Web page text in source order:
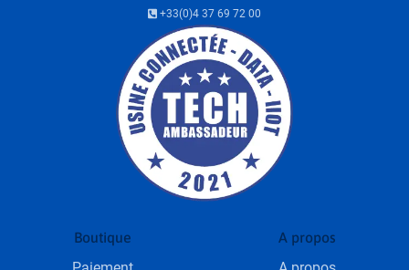
+33(0)4 37 69 72 00
Boutique A propos